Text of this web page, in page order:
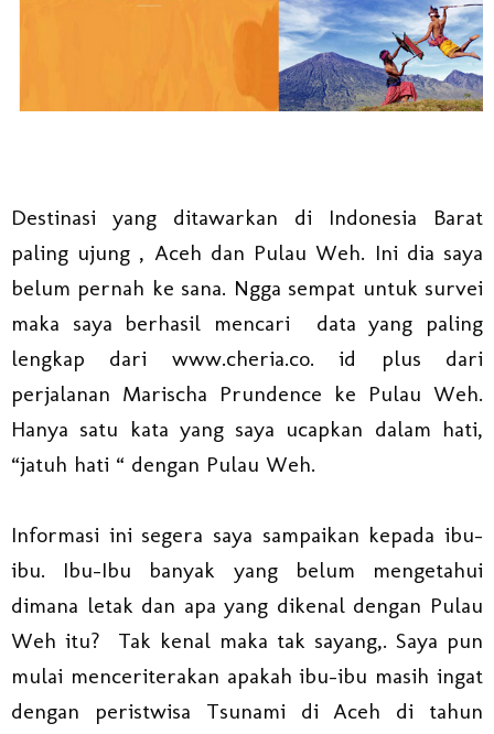
Destinasi yang ditawarkan di Indonesia Barat
paling ujung , Aceh dan Pulau Weh. Ini dia saya
belum pernah ke sana. Ngga sempat untuk survei
maka saya berhasil mencari data yang paling
lengkap dari www.cheria.co. id plus dari
perjalanan Marischa Prundence ke Pulau Weh.
Hanya satu kata yang saya ucapkan dalam hati,
“jatuh hati “ dengan Pulau Weh.
Informasi ini segera saya sampaikan kepada ibu-
ibu. Ibu-Ibu banyak yang belum mengetahui
dimana letak dan apa yang dikenal dengan Pulau
Weh itu? Tak kenal maka tak sayang,. Saya pun
mulai menceriterakan apakah ibu-ibu masih ingat
dengan peristwisa Tsunami di Aceh di tahun